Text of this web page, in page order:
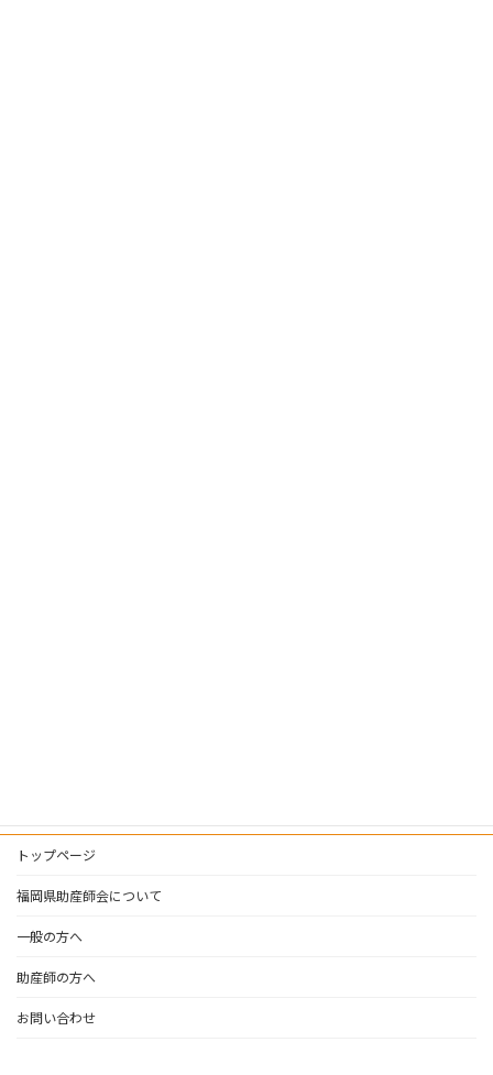
トップページ
福岡県助産師会について
一般の方へ
助産師の方へ
お問い合わせ